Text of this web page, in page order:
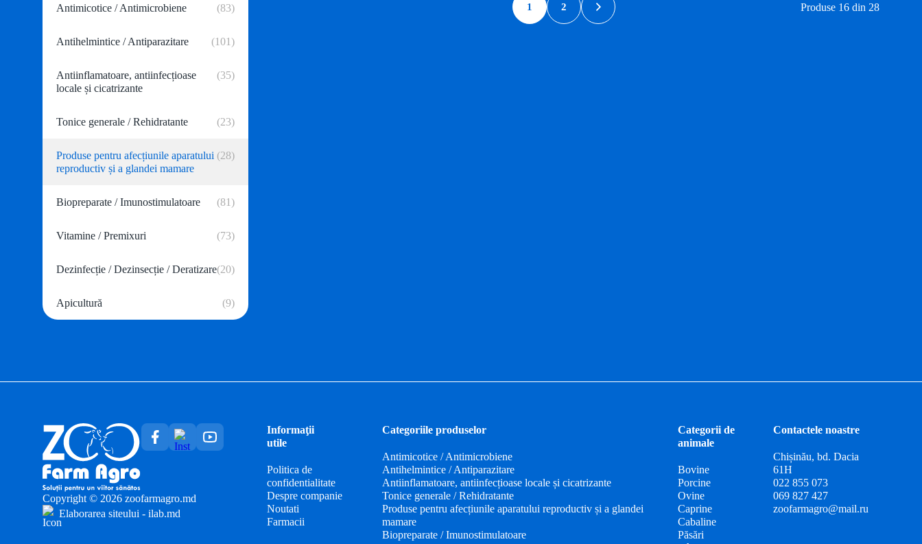
Antimicotice / Antimicrobiene (83)
Antihelmintice / Antiparazitare (101)
Antiinflamatoare, antiinfecțioase
locale și cicatrizante
(35)
Tonice generale / Rehidratante (23)
Produse pentru afecțiunile aparatului
reproductiv și a glandei mamare
(28)
Biopreparate / Imunostimulatoare (81)
Vitamine / Premixuri (73)
Dezinfecție / Dezinsecție / Deratizare(20)
Apicultură (9)
1 2 Produse 16 din 28
Copyright © 2026 zoofarmagro.md
Elaborarea siteului - ilab.md
Informaţii
utile
Politica de
confidentialitate
Despre companie
Noutati
Farmacii
Categoriile produselor
Antimicotice / Antimicrobiene
Antihelmintice / Antiparazitare
Antiinflamatoare, antiinfecțioase locale și cicatrizante
Tonice generale / Rehidratante
Produse pentru afecțiunile aparatului reproductiv și a glandei
mamare
Biopreparate / Imunostimulatoare
Categorii de
animale
Bovine
Porcine
Ovine
Caprine
Cabaline
Păsări
Contactele noastre
Chișinău, bd. Dacia
61H
022 855 073
069 827 427
zoofarmagro@mail.ru